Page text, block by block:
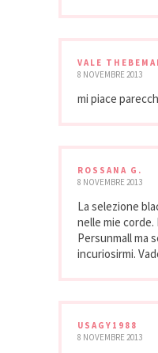
VALE
8 NOVEMBRE 2013
mi piace
ROSSANA G.
8 NOVEMBRE 2013
La selezione
nelle mie corde.
Persunmall ma
incuriosirmi.
USAGY1988
8 NOVEMBRE 2013